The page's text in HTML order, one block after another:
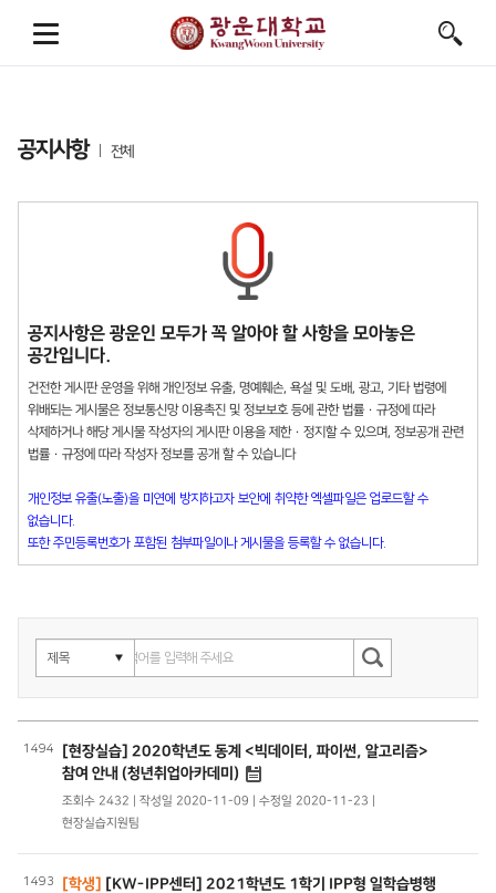
공지사항 전체
공지사항은 광운인 모두가 꼭 알아야 할 사항을 모아놓은
공간입니다.
건전한 게시판 운영을 위해 개인정보 유출, 명예훼손, 욕설 및 도배, 광고, 기타 법령에
위배되는 게시물은 정보통신망 이용촉진 및 정보보호 등에 관한 법률 · 규정에 따라
삭제하거나 해당 게시물 작성자의 게시판 이용을 제한 · 정지할 수 있으며, 정보공개 관련
법률 · 규정에 따라 작성자 정보를 공개 할 수 있습니다
개인정보 유출(노출)을 미연에 방지하고자 보안에 취약한 엑셀파일은 업로드할 수
없습니다.
또한 주민등록번호가 포함된 첨부파일이나 게시물을 등록할 수 없습니다.
1494
[현장실습] 2020학년도 동계 <빅데이터, 파이썬, 알고리즘>
참여 안내 (청년취업아카데미)
조회수 2432 | 작성일 2020-11-09 | 수정일 2020-11-23 |
현장실습지원팀
1493 [학생] [KW-IPP센터] 2021학년도 1학기 IPP형 일학습병행